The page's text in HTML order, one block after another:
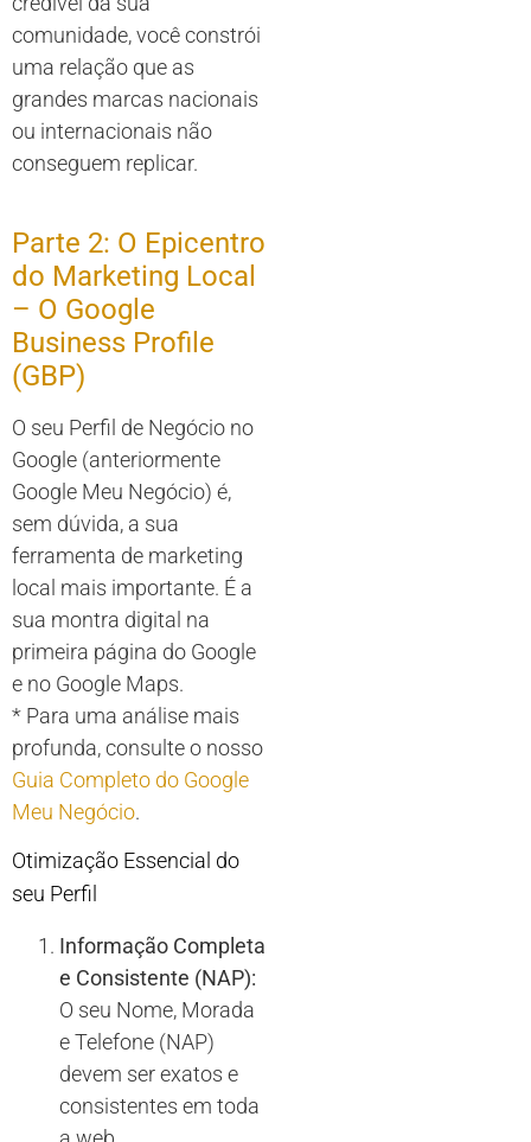
comunidade, você constrói
uma relação que as
grandes marcas nacionais
ou internacionais não
conseguem replicar.
Parte 2: O Epicentro
do Marketing Local
– O Google
Business Profile
(GBP)
O seu Perfil de Negócio no
Google (anteriormente
Google Meu Negócio) é,
sem dúvida, a sua
ferramenta de marketing
local mais importante. É a
sua montra digital na
primeira página do Google
e no Google Maps.
* Para uma análise mais
profunda, consulte o nosso
Guia Completo do Google
Meu Negócio.
Otimização Essencial do
seu Perfil
Informação Completa
e Consistente (NAP):
O seu Nome, Morada
e Telefone (NAP)
devem ser exatos e
consistentes em toda